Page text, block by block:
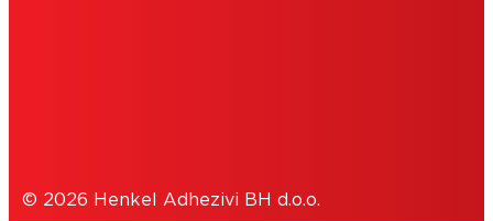
© 2026 Henkel Adhezivi BH d.o.o.